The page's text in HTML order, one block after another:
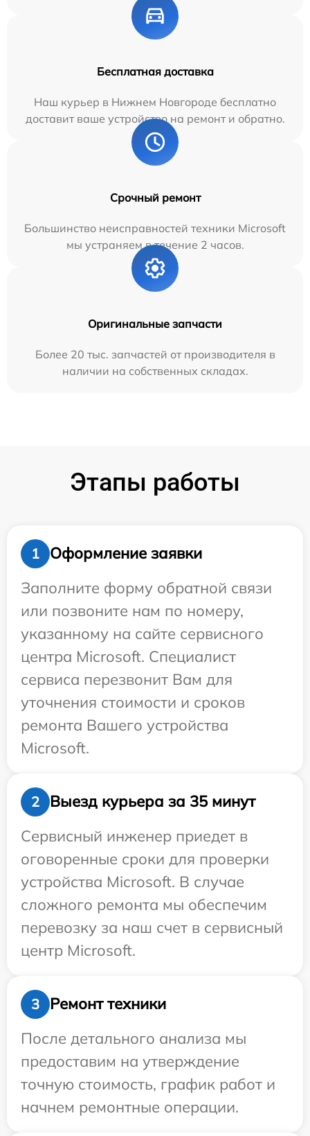
Бесплатная доставка
Наш курьер в Нижнем Новгороде бесплатно
доставит ваше устройство на ремонт и обратно.
Срочный ремонт
Большинство неисправностей техники Microsoft
мы устраняем в течение 2 часов.
Оригинальные запчасти
Более 20 тыс. запчастей от производителя в
наличии на собственных складах.
Этапы работы
1
Оформление заявки
Заполните форму обратной связи
или позвоните нам по номеру,
указанному на сайте сервисного
центра Microsoft. Специалист
сервиса перезвонит Вам для
уточнения стоимости и сроков
ремонта Вашего устройства
Microsoft.
2
Выезд курьера за 35 минут
Сервисный инженер приедет в
оговоренные сроки для проверки
устройства Microsoft. В случае
сложного ремонта мы обеспечим
перевозку за наш счет в сервисный
центр Microsoft.
3
Ремонт техники
После детального анализа мы
предоставим на утверждение
точную стоимость, график работ и
начнем ремонтные операции.